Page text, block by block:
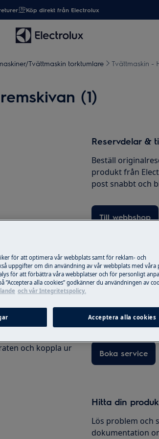
Köp direkt från Electrolux
Tvättmaskin torktumlare Tvättmaskin -
(1)
innan du
support/user-
och koppla ur
Reservdelar &
Beställ
produkt från
post snabbt och
Till webbshop
Boka service
Är din produkt i
gärna. Alla våra
använder oss
erbjuder vi
Boka service
Hitta din
Lös problem och
dokumentation
för att optimera vår webbplats samt för reklam- och
uppgifter om din användning av vår webbplats med våra
för att förbättra våra webbplatser och för personligt
”Acceptera alla cookies” godkänner du användningen av
och vår Integritetspolicy.
Acceptera alla cookies